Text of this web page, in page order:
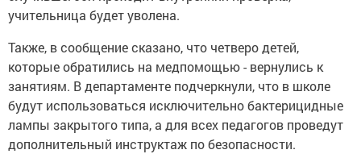
учительница будет уволена.
Также, в сообщение сказано, что четверо детей,
которые обратились на медпомощью - вернулись к
занятиям. В департаменте подчеркнули, что в школе
будут использоваться исключительно бактерицидные
лампы закрытого типа, а для всех педагогов проведут
дополнительный инструктаж по безопасности.